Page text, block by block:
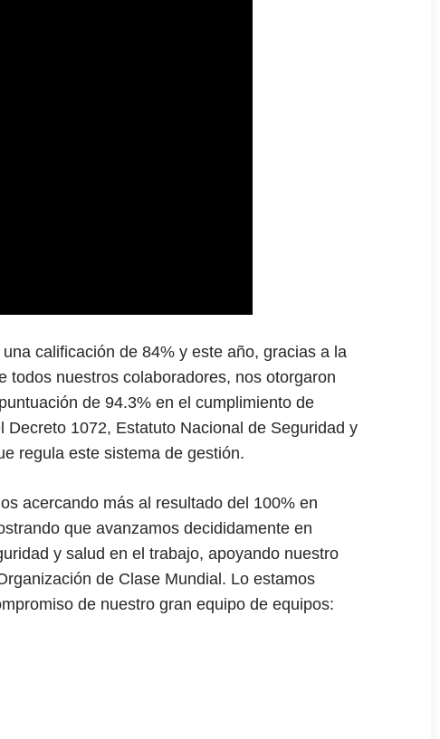
una calificaciónde 84% y este año, gracias a la
todos nuestroscolaboradores, nos otorgaron
de 94.3%en el cumplimiento de
Decreto 1072, Estatuto Nacional de Seguridad y
regula este sistema degestión.
acercando más al resultado del 100% en
queavanzamos decididamente en
y salud en eltrabajo, apoyando nuestro
de Clase Mundial. Lo estamos
de nuestro gran equipode equipos: